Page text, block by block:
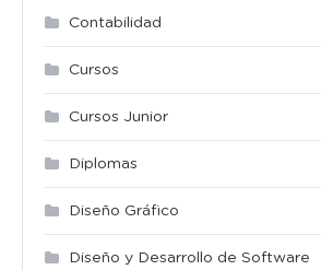
Contabilidad
Cursos
Cursos Junior
Diplomas
Diseño Gráfico
Diseño y Desarrollo de Software